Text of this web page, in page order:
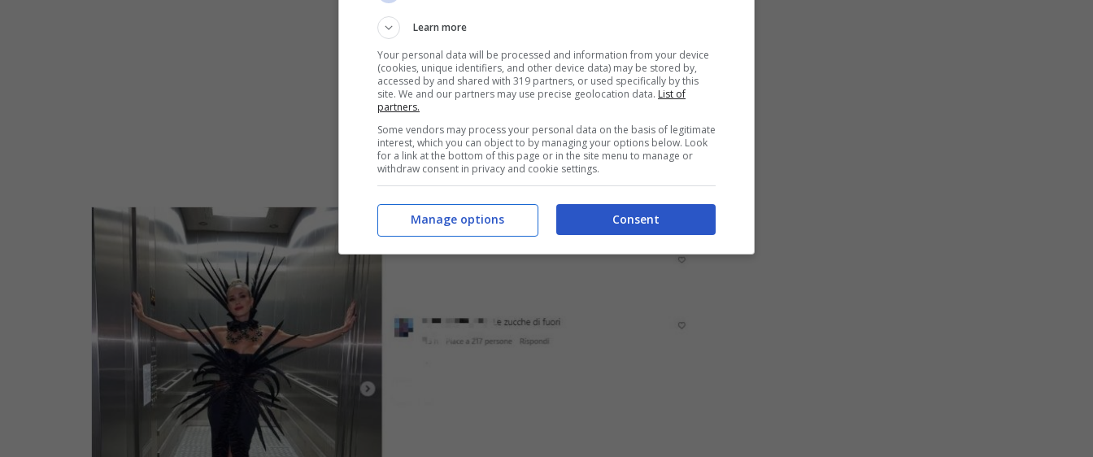
Learn more
Your personal data will be processed and information from your device
(cookies, unique identifiers, and other device data) may be stored by,
accessed by and shared with 319 partners, or used specifically by this
site. We and our partners may use precise geolocation data. List of
partners.
Some vendors may process your personal data on the basis of legitimate
interest, which you can object to by managing your options below. Look
for a link at the bottom of this page or in the site menu to manage or
withdraw consent in privacy and cookie settings.
Consent
Manage options